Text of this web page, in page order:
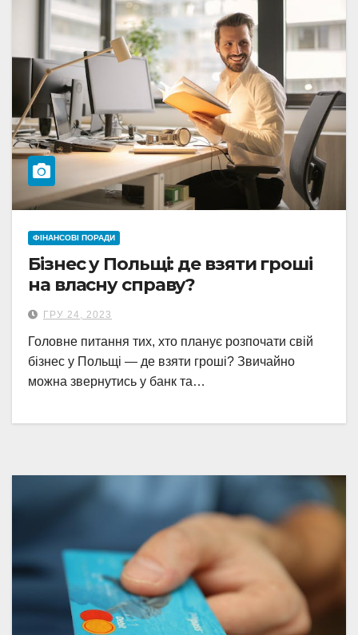
ФІНАНСОВІ ПОРАДИ
Бізнес у Польщі: де взяти гроші
на власну справу?
ГРУ 24, 2023
Головне питання тих, хто планує розпочати свій
бізнес у Польщі — де взяти гроші? Звичайно
можна звернутись у банк та…